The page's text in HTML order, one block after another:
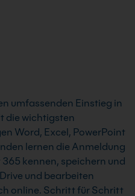
umfassenden Einstieg in
die wichtigsten
Word, Excel, PowerPoint
lernen die Anmeldung
kennen, speichern und
und bearbeiten
online. Schritt für Schritt